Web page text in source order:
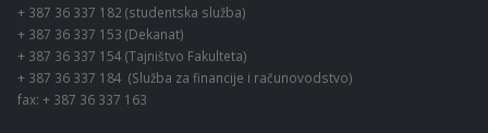
+ 387 36 337 182 (studentska služba)
+ 387 36 337 153 (Dekanat)
+ 387 36 337 154 (Tajništvo Fakulteta)
+ 387 36 337 184 (Služba za financije i računovodstvo)
fax: + 387 36 337 163